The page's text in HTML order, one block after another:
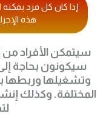
إذا كان كل فرد يمكنه
هذه
سيتمكن الأفراد من
سيكونون بحاجة
وتشغيلها وربطها
المختلفة. وكذلك